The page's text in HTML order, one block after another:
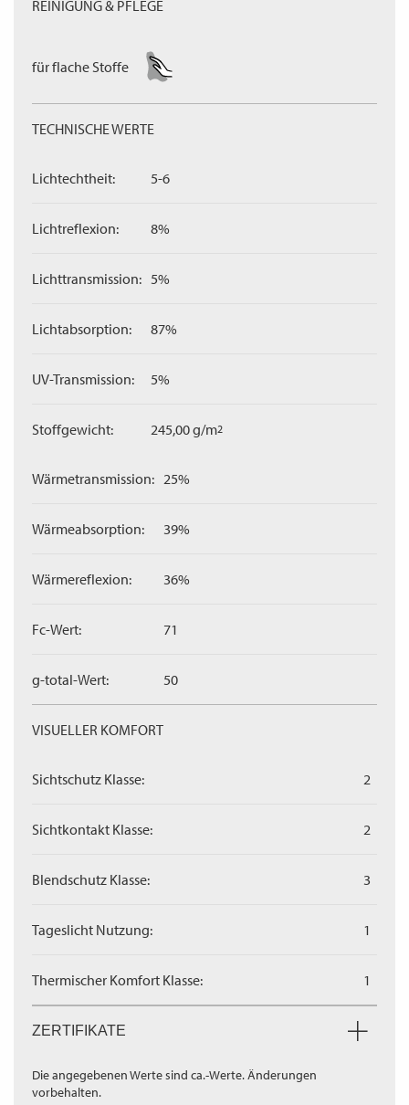
REINIGUNG & PFLEGE
für flache Stoffe
TECHNISCHE WERTE
Lichtechtheit: 5-6
Lichtreflexion: 8%
Lichttransmission: 5%
Lichtabsorption: 87%
UV-Transmission: 5%
Stoffgewicht: 245,00 g/m2
Wärmetransmission: 25%
Wärmeabsorption: 39%
Wärmereflexion: 36%
Fc-Wert: 71
g-total-Wert: 50
VISUELLER KOMFORT
Sichtschutz Klasse: 2
Sichtkontakt Klasse: 2
Blendschutz Klasse: 3
Tageslicht Nutzung: 1
Thermischer Komfort Klasse: 1
ZERTIFIKATE
Die angegebenen Werte sind ca.-Werte. Änderungen
vorbehalten.